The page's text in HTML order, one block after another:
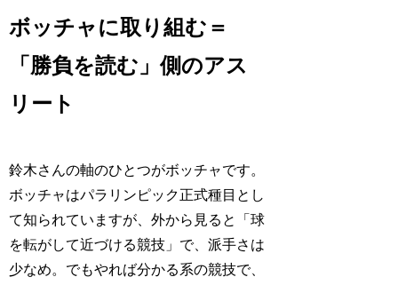
ボッチャに取り組む＝
「勝負を読む」側のアス
リート
鈴木さんの軸のひとつがボッチャです。
ボッチャはパラリンピック正式種目とし
て知られていますが、外から見ると「球
を転がして近づける競技」で、派手さは
少なめ。でもやれば分かる系の競技で、